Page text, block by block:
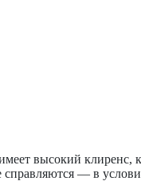
высокий клиренс,
— в